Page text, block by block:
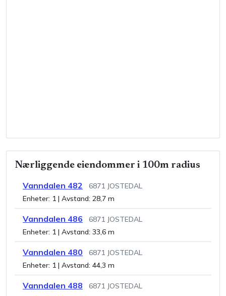
Nærliggende eiendommer i 100m radius
Vanndalen 482
6871 JOSTEDAL
Enheter: 1 | Avstand: 28,7 m
Vanndalen 486 6871 JOSTEDAL
Enheter: 1 | Avstand: 33,6 m
Vanndalen 480 6871 JOSTEDAL
Enheter: 1 | Avstand: 44,3 m
Vanndalen 488 6871 JOSTEDAL